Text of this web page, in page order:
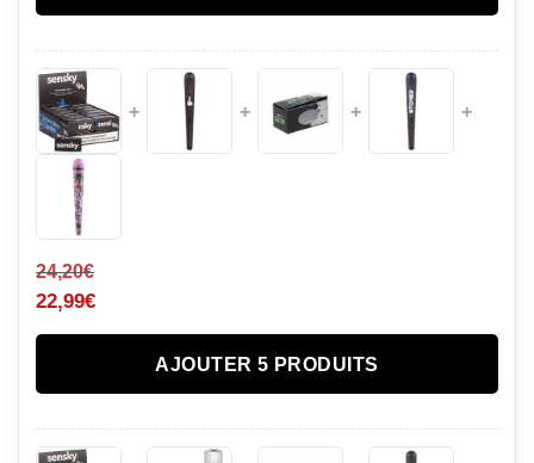
+ + + +
24,20€
22,99€
AJOUTER 5 PRODUITS